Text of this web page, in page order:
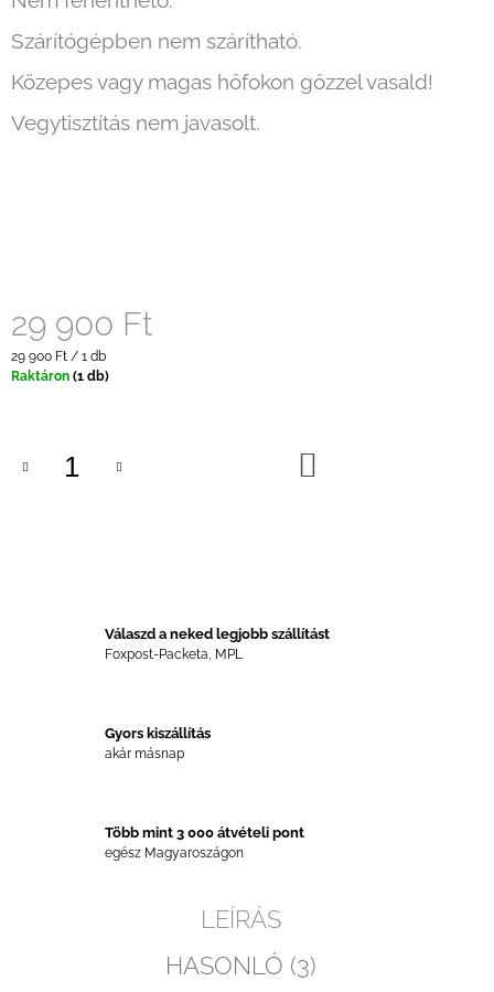
Szárítógépben nem szárítható.
Közepes vagy magas hőfokon gőzzel vasald!
Vegytisztítás nem javasolt.
29 900 Ft
Egységár:
29 900 Ft / 1 db
Raktáron (1 db)
Válaszd a neked legjobb szállítást
Foxpost-Packeta, MPL
Gyors kiszállítás
akár másnap
Több mint 3 000 átvételi pont
egész Magyaroszágon
LEÍRÁS
HASONLÓ (3)